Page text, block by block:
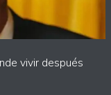
vivir después